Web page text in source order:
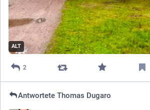
ALT
2
AntworteteThomas Dugaro